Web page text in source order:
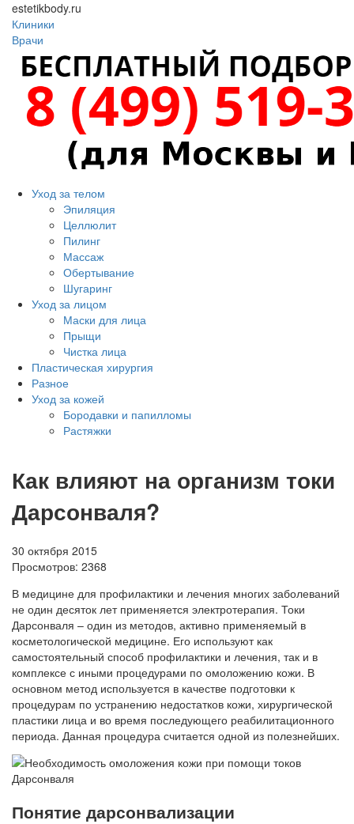
estetikbody.ru
Клиники
Врачи
Уход за телом
Эпиляция
Целлюлит
Пилинг
Массаж
Обертывание
Шугаринг
Уход за лицом
Маски для лица
Прыщи
Чистка лица
Пластическая хирургия
Разное
Уход за кожей
Бородавки и папилломы
Растяжки
Как влияют на организм токи
Дарсонваля?
30 октября 2015
Просмотров: 2368
В медицине для профилактики и лечения многих заболеваний
не один десяток лет применяется электротерапия. Токи
Дарсонваля – один из методов, активно применяемый в
косметологической медицине. Его используют как
самостоятельный способ профилактики и лечения, так и в
комплексе с иными процедурами по омоложению кожи. В
основном метод используется в качестве подготовки к
процедурам по устранению недостатков кожи, хирургической
пластики лица и во время последующего реабилитационного
периода. Данная процедура считается одной из полезнейших.
Понятие дарсонвализации